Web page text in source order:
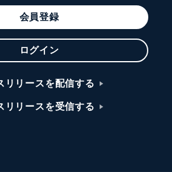
会員登録
ログイン
リリースを配信する
リリースを受信する